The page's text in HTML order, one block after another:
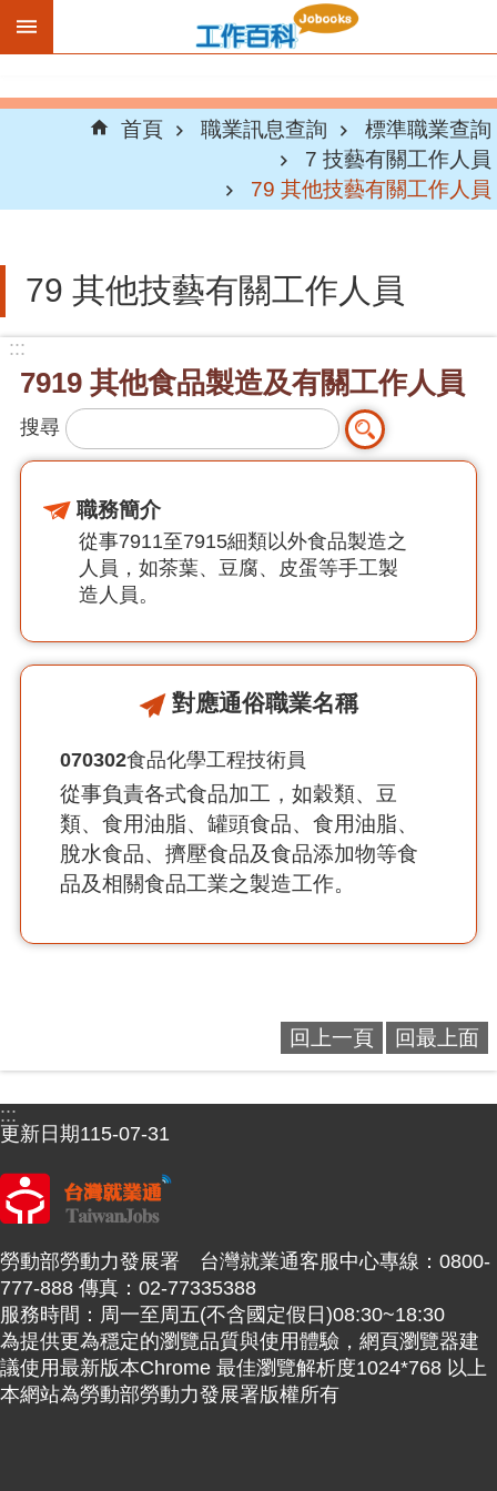
跳到主要內容區塊
首頁 職業訊息查詢
標準職業查詢
7 技藝有關工作人員
79 其他技藝有關工作人員
79 其他技藝有關工作人員
:::
7919 其他食品製造及有關工作人員
搜尋
職務簡介
從事7911至7915細類以外食品製造之
人員，如茶葉、豆腐、皮蛋等手工製
造人員。
對應通俗職業名稱
070302食品化學工程技術員
從事負責各式食品加工，如穀類、豆
類、食用油脂、罐頭食品、食用油脂、
脫水食品、擠壓食品及食品添加物等食
品及相關食品工業之製造工作。
回上一頁 回最上面
:::
更新日期115-07-31
勞動部勞動力發展署 台灣就業通客服中心專線：0800-
777-888 傳真：02-77335388
服務時間：周一至周五(不含國定假日)08:30~18:30
為提供更為穩定的瀏覽品質與使用體驗，網頁瀏覽器建
議使用最新版本Chrome 最佳瀏覽解析度1024*768 以上
本網站為勞動部勞動力發展署版權所有